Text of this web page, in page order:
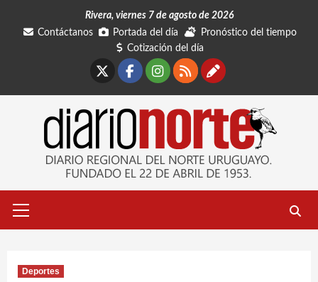
Rivera, viernes 7 de agosto de 2026
Contáctanos
Portada del día
Pronóstico del tiempo
Cotización del día
Facebook
Instagram
RSSContáctanos
primario
Deportes